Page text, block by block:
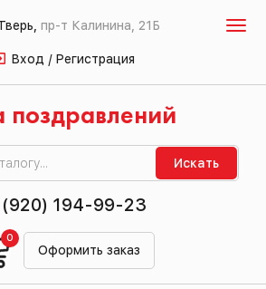
пр-т Калинина, 21Б
Вход / Регистрация
поздравлений
Искать
(920) 194-99-23
Оформить заказ
0